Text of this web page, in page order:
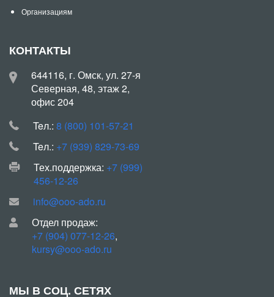
Организациям
КОНТАКТЫ
644116, г. Омск, ул. 27-я
Северная, 48, этаж 2,
офис 204
Teл.: 8 (800) 101-57-21
Teл.: +7 (939) 829-73-69
Тех.поддержка: +7 (999)
456-12-26
info@ooo-ado.ru
Отдел продаж:
+7 (904) 077-12-26,
kursy@ooo-ado.ru
МЫ В СОЦ. СЕТЯХ